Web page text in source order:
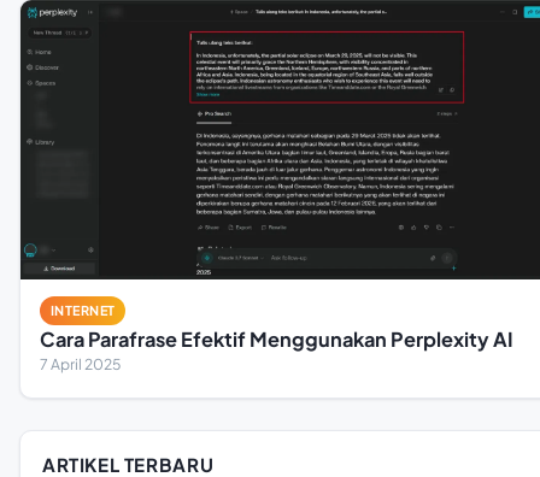
INTERNET
Cara Parafrase Efektif Menggunakan Perplexity AI
7 April 2025
ARTIKEL TERBARU